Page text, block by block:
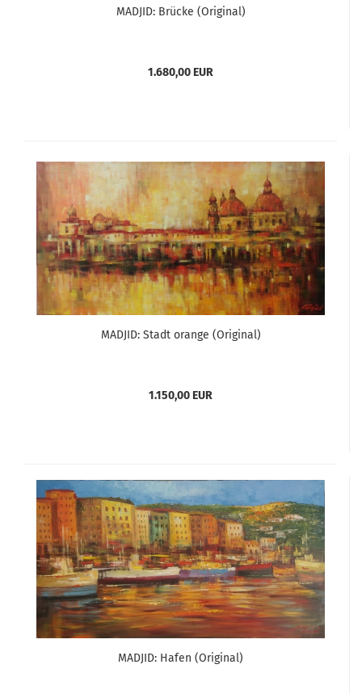
MADJID: Brücke (Original)
1.680,00 EUR
MADJID: Stadt orange (Original)
1.150,00 EUR
MADJID: Hafen (Original)